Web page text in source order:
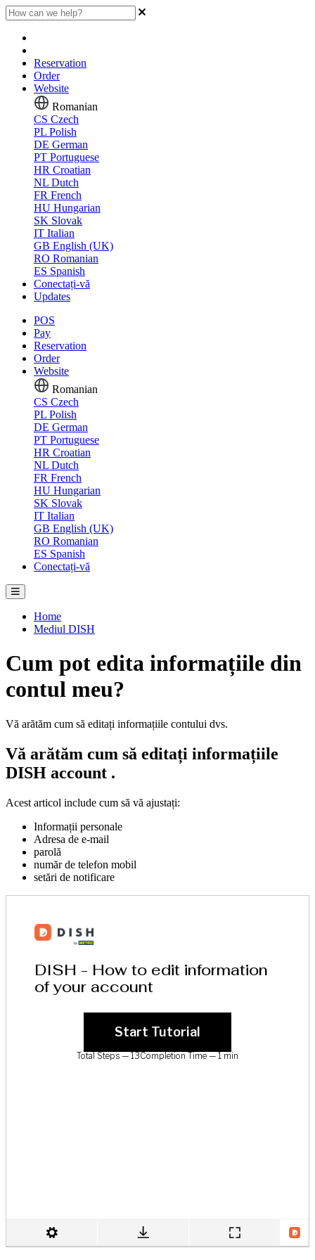
Reservation
Order
Website
Romanian
CS Czech
PL Polish
DE German
PT Portuguese
HR Croatian
NL Dutch
FR French
HU Hungarian
SK Slovak
IT Italian
GB English (UK)
RO Romanian
ES Spanish
Conectați-vă
Updates
POS
Pay
Reservation
Order
Website
Romanian
CS Czech
PL Polish
DE German
PT Portuguese
HR Croatian
NL Dutch
FR French
HU Hungarian
SK Slovak
IT Italian
GB English (UK)
RO Romanian
ES Spanish
Conectați-vă
Home
Mediul DISH
Cum pot edita informațiile din
contul meu?
Vă arătăm cum să editați informațiile contului dvs.
Vă arătăm cum să editați informațiile
DISH account .
Acest articol include cum să vă ajustați:
Informații personale
Adresa de e-mail
parolă
număr de telefon mobil
setări de notificare